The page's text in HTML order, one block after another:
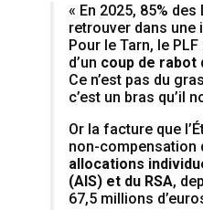
« En 2025, 85%
retrouver dans une
Pour le Tarn, le
d’un coup de rabot
Ce n’est pas du
c’est un bras qu’il
Or la facture que
non-compensation
allocations
(AIS) et du RSA,
67,5 millions